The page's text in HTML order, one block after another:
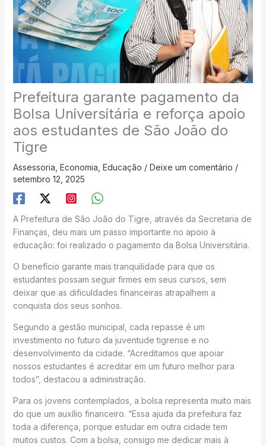
Prefeitura garante pagamento da
Bolsa Universitária e reforça apoio
aos estudantes de São João do
Tigre
Assessoria Economia Educação / Deixe um comentário /
setembro 12, 2025
A Prefeitura de São João do Tigre, através da Secretaria de
Finanças, deu mais um passo importante no apoio à
educação: foi realizado o pagamento da Bolsa Universitária.
O benefício garante mais tranquilidade para que os
estudantes possam seguir firmes em seus cursos, sem
deixar que as dificuldades financeiras atrapalhem a
conquista dos seus sonhos.
Segundo a gestão municipal, cada repasse é um
investimento no futuro da juventude tigrense e no
desenvolvimento da cidade. “Acreditamos que apoiar
nossos estudantes é acreditar em um futuro melhor para
todos”, destacou a administração.
Para os jovens contemplados, a bolsa representa muito mais
do que um auxílio financeiro. “Essa ajuda da prefeitura faz
toda a diferença, porque estudar em outra cidade tem
muitos custos. Com a bolsa, consigo me dedicar mais à